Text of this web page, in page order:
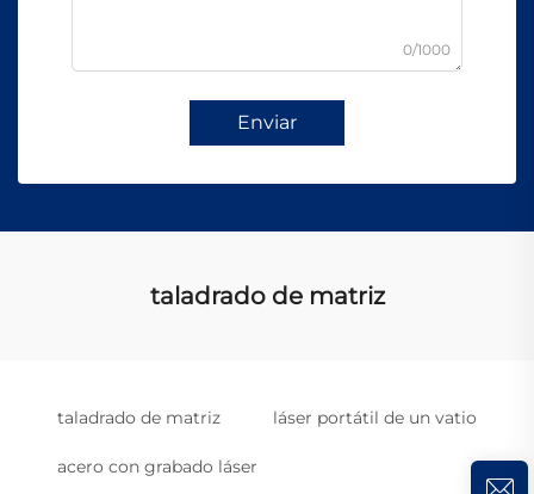
0/1000
Enviar
taladrado de matriz
taladrado de matriz láser portátil de un vatio
acero con grabado láser